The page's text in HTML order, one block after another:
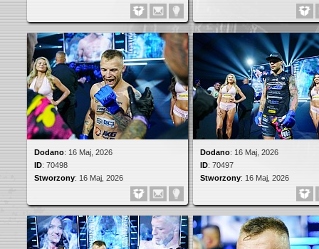
Dodano: 16 Maj, 2026
ID: 70497
Stworzony: 16 Maj, 2026
Dodano: 16 Maj, 2026
ID: 70498
Stworzony: 16 Maj, 2026